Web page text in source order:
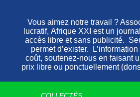
derniers«dans la terreur
obligent] à se cacher, à
ne pas faire de bruit».
Beaucoup d’entre elles et